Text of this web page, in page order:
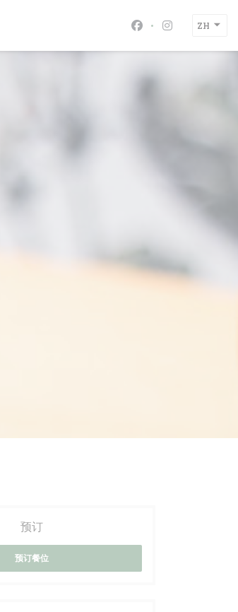
Facebook ((在新窗
Instagram ((
ZH
预订
预订餐位